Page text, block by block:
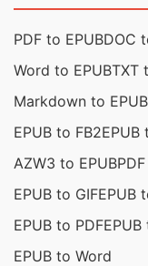
PDF to EPUBDOC
Word to EPUBTXT
Markdown to EPUB
EPUB to FB2EPUB
AZW3 to EPUB
EPUB to GIFEPUB
EPUB to PDFEPUB
EPUB to Word